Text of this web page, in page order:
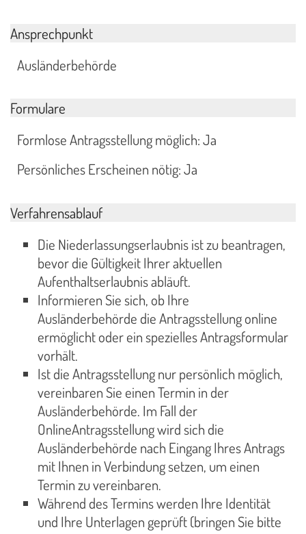
Ansprechpunkt
Ausländerbehörde
Formulare
Formlose Antragsstellung möglich: Ja
Persönliches Erscheinen nötig: Ja
Verfahrensablauf
Die Niederlassungserlaubnis ist zu beantragen,
bevor die Gültigkeit Ihrer aktuellen
Aufenthaltserlaubnis abläuft.
Informieren Sie sich, ob Ihre
Ausländerbehörde die Antragsstellung online
ermöglicht oder ein spezielles Antragsformular
vorhält.
Ist die Antragsstellung nur persönlich möglich,
vereinbaren Sie einen Termin in der
Ausländerbehörde. Im Fall der
OnlineAntragsstellung wird sich die
Ausländerbehörde nach Eingang Ihres Antrags
mit Ihnen in Verbindung setzen, um einen
Termin zu vereinbaren.
Während des Termins werden Ihre Identität
und Ihre Unterlagen geprüft (bringen Sie bitte